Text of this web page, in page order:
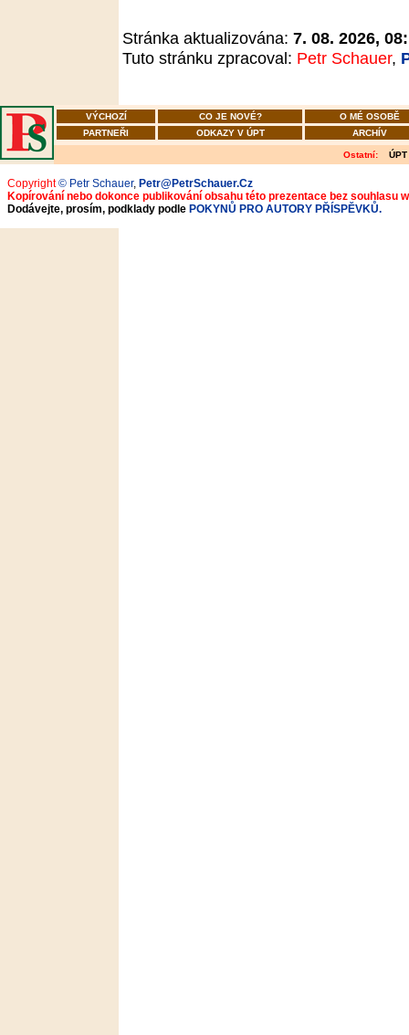
Stránka aktualizována: 7. 08. 2026,
Tuto stránku zpracoval: Petr Schauer,
VÝCHOZÍ CO JE NOVÉ?
O MÉ OSOBĚ
PARTNEŘI
ODKAZY V ÚPT ARCHÍV
Ostatní: ÚPT
Copyright© Petr Schauer, Petr@PetrSchauer.Cz
Kopírování nebo dokonce publikování obsahu této prezentace bez souhlasu
Dodávejte, prosím, podklady podle POKYNŮ PRO AUTORY PŘÍSPĚVKŮ.